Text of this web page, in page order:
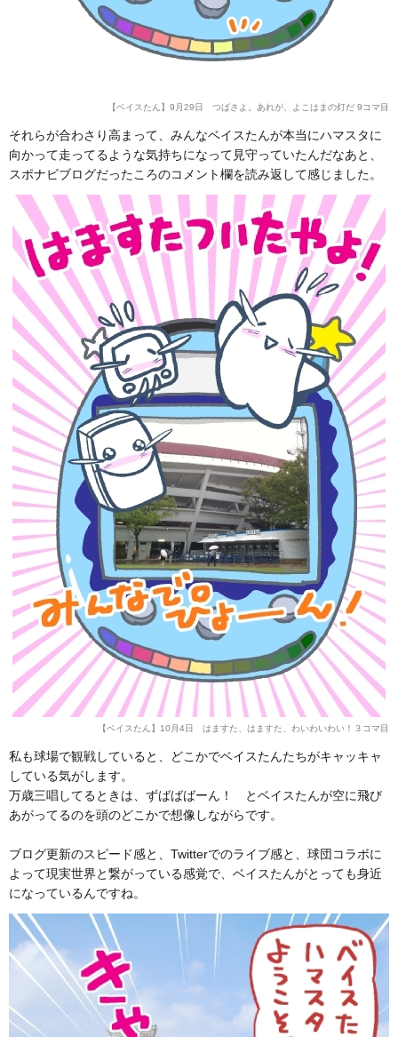
【ベイスたん】9月29日 つばさよ。あれが、よこはまの灯だ 9コマ目
それらが合わさり高まって、みんなベイスたんが本当にハマスタに
向かって走ってるような気持ちになって見守っていたんだなあと、
スポナビブログだったころのコメント欄を読み返して感じました。
【ベイスたん】10月4日 はますた、はますた、わいわいわい！３コマ目
私も球場で観戦していると、どこかでベイスたんたちがキャッキャ
している気がします。
万歳三唱してるときは、ずばばばーん！ とベイスたんが空に飛び
あがってるのを頭のどこかで想像しながらです。
ブログ更新のスピード感と、Twitterでのライブ感と、球団コラボに
よって現実世界と繋がっている感覚で、ベイスたんがとっても身近
になっているんですね。